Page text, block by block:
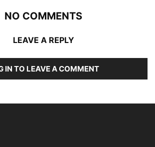
NO COMMENTS
LEAVE A REPLY
IN TO LEAVE A COMMENT